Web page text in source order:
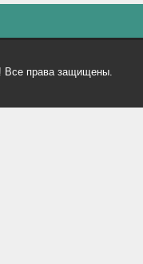
Все права защищены.